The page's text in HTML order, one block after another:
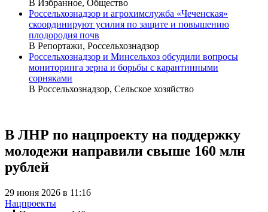
В Избранное, Общество
Россельхознадзор и агрохимслужба «Чеченская»
скоординируют усилия по защите и повышению
плодородия почв
В Репортажи, Россельхознадзор
Россельхознадзор и Минсельхоз обсудили вопросы
мониторинга зерна и борьбы с карантинными
сорняками
В Россельхознадзор, Сельское хозяйство
В ЛНР по нацпроекту на поддержку
молодежи направили свыше 160 млн
рублей
29 июня 2026 в 11:16
Нацпроекты